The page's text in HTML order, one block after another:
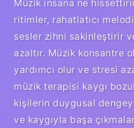
Müzik insana ne
ritimler, rahatlatıcı
sesler zihni sakinleştirir
azaltır. Müzik konsantre
yardımcı olur ve stresi
müzik terapisi kaygı
kişilerin duygusal
ve kaygıyla başa